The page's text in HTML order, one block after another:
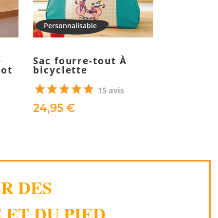
Sac fourre-tout À
bicyclette
15 avis
24,95 €
DES